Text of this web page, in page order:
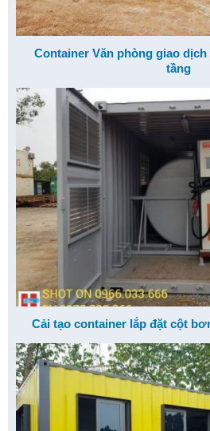
Container Văn phòng giao
tầng
Cải tạo container lắp đặt cột